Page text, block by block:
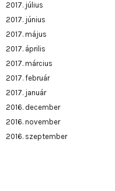
2017. július
2017. június
2017. május
2017. április
2017. március
2017. február
2017. január
2016. december
2016. november
2016. szeptember